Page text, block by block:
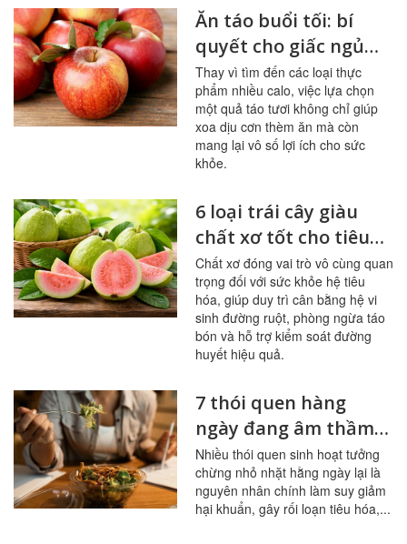
Ăn táo buổi tối: bí
quyết cho giấc ngủ
ngon, hệ tiêu hóa
khỏe mạnh
Thay vì tìm đến các loại thực
phẩm nhiều calo, việc lựa chọn
một quả táo tươi không chỉ giúp
xoa dịu cơn thèm ăn mà còn
mang lại vô số lợi ích cho sức
khỏe.
6 loại trái cây giàu
chất xơ tốt cho tiêu
hóa, đường huyết
Chất xơ đóng vai trò vô cùng quan
trọng đối với sức khỏe hệ tiêu
hóa, giúp duy trì cân bằng hệ vi
sinh đường ruột, phòng ngừa táo
bón và hỗ trợ kiểm soát đường
huyết hiệu quả.
7 thói quen hàng
ngày đang âm thầm
tàn phá đường ruột
Nhiều thói quen sinh hoạt tưởng
chừng nhỏ nhặt hằng ngày lại là
nguyên nhân chính làm suy giảm
hại khuẩn, gây rối loạn tiêu hóa,...